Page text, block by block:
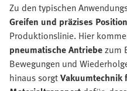
Zu den typischen
Greifen und präzises
Produktionslinie. Hier
pneumatische Antriebezum
Bewegungen und
hinaus sorgtVakuumtechnik